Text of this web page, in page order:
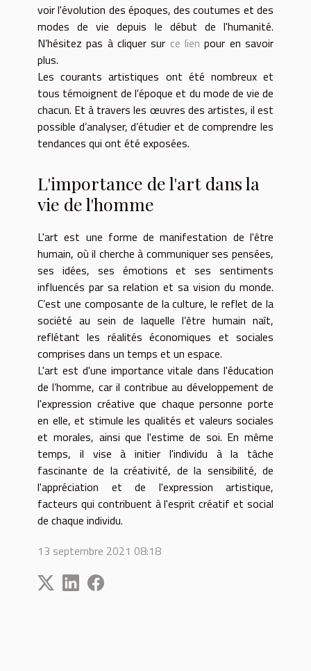
voir l'évolution des époques, des coutumes et des
modes de vie depuis le début de l'humanité.
N’hésitez pas à cliquer sur ce lien pour en savoir
plus.
Les courants artistiques ont été nombreux et
tous témoignent de l'époque et du mode de vie de
chacun. Et à travers les œuvres des artistes, il est
possible d’analyser, d’étudier et de comprendre les
tendances qui ont été exposées.
L'importance de l'art dans la
vie de l'homme
L'art est une forme de manifestation de l'être
humain, où il cherche à communiquer ses pensées,
ses idées, ses émotions et ses sentiments
influencés par sa relation et sa vision du monde.
C’est une composante de la culture, le reflet de la
société au sein de laquelle l’être humain naît,
reflétant les réalités économiques et sociales
comprises dans un temps et un espace.
L'art est d'une importance vitale dans l'éducation
de l’homme, car il contribue au développement de
l'expression créative que chaque personne porte
en elle, et stimule les qualités et valeurs sociales
et morales, ainsi que l'estime de soi. En même
temps, il vise à initier l'individu à la tâche
fascinante de la créativité, de la sensibilité, de
l'appréciation et de l'expression artistique,
facteurs qui contribuent à l'esprit créatif et social
de chaque individu.
13 septembre 2021 08:18